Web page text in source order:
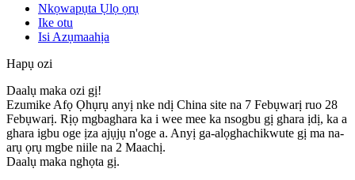
Nkọwapụta Ụlọ ọrụ
Ike otu
Isi Azụmaahịa
Hapụ ozi
Daalụ maka ozi gị!
Ezumike Afọ Ọhụrụ anyị nke ndị China site na 7 Febụwarị ruo 28
Febụwarị. Rịọ mgbaghara ka i wee mee ka nsogbu gị ghara ịdị, ka a
ghara igbu oge ịza ajụjụ n'oge a. Anyị ga-alọghachikwute gị ma na-
arụ ọrụ mgbe niile na 2 Maachị.
Daalụ maka nghọta gị.